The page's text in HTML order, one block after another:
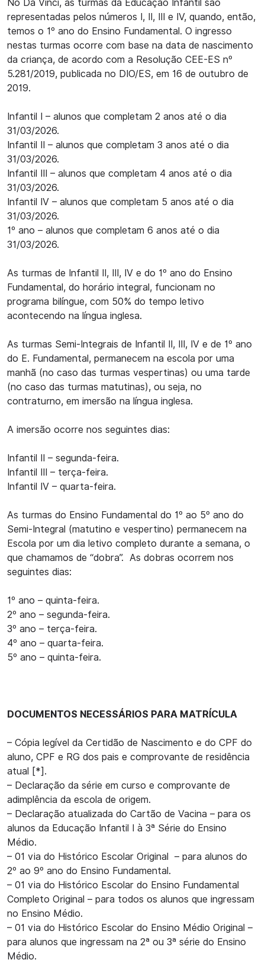
No Da Vinci, as turmas da Educação Infantil são
representadas pelos números I, II, III e IV, quando, então,
temos o 1º ano do Ensino Fundamental. O ingresso
nestas turmas ocorre com base na data de nascimento
da criança, de acordo com a Resolução CEE-ES nº
5.281/2019, publicada no DIO/ES, em 16 de outubro de
2019.
Infantil I – alunos que completam 2 anos até o dia
31/03/2026.
Infantil II – alunos que completam 3 anos até o dia
31/03/2026.
Infantil III – alunos que completam 4 anos até o dia
31/03/2026.
Infantil IV – alunos que completam 5 anos até o dia
31/03/2026.
1º ano – alunos que completam 6 anos até o dia
31/03/2026.
As turmas de Infantil II, III, IV e do 1º ano do Ensino
Fundamental, do horário integral, funcionam no
programa bilíngue, com 50% do tempo letivo
acontecendo na língua inglesa.
As turmas Semi-Integrais de Infantil II, III, IV e de 1º ano
do E. Fundamental, permanecem na escola por uma
manhã (no caso das turmas vespertinas) ou uma tarde
(no caso das turmas matutinas), ou seja, no
contraturno, em imersão na língua inglesa.
A imersão ocorre nos seguintes dias:
Infantil II – segunda-feira.
Infantil III – terça-feira.
Infantil IV – quarta-feira.
As turmas do Ensino Fundamental do 1º ao 5º ano do
Semi-Integral (matutino e vespertino) permanecem na
Escola por um dia letivo completo durante a semana, o
que chamamos de “dobra”. As dobras ocorrem nos
seguintes dias:
1º ano – quinta-feira.
2º ano – segunda-feira.
3º ano – terça-feira.
4º ano – quarta-feira.
5º ano – quinta-feira.
DOCUMENTOS NECESSÁRIOS PARA MATRÍCULA
– Cópia legível da Certidão de Nascimento e do CPF do
aluno, CPF e RG dos pais e comprovante de residência
atual [*].
– Declaração da série em curso e comprovante de
adimplência da escola de origem.
– Declaração atualizada do Cartão de Vacina – para os
alunos da Educação Infantil I à 3ª Série do Ensino
Médio.
– 01 via do Histórico Escolar Original – para alunos do
2º ao 9º ano do Ensino Fundamental.
– 01 via do Histórico Escolar do Ensino Fundamental
Completo Original – para todos os alunos que ingressam
no Ensino Médio.
– 01 via do Histórico Escolar do Ensino Médio Original –
para alunos que ingressam na 2ª ou 3ª série do Ensino
Médio.